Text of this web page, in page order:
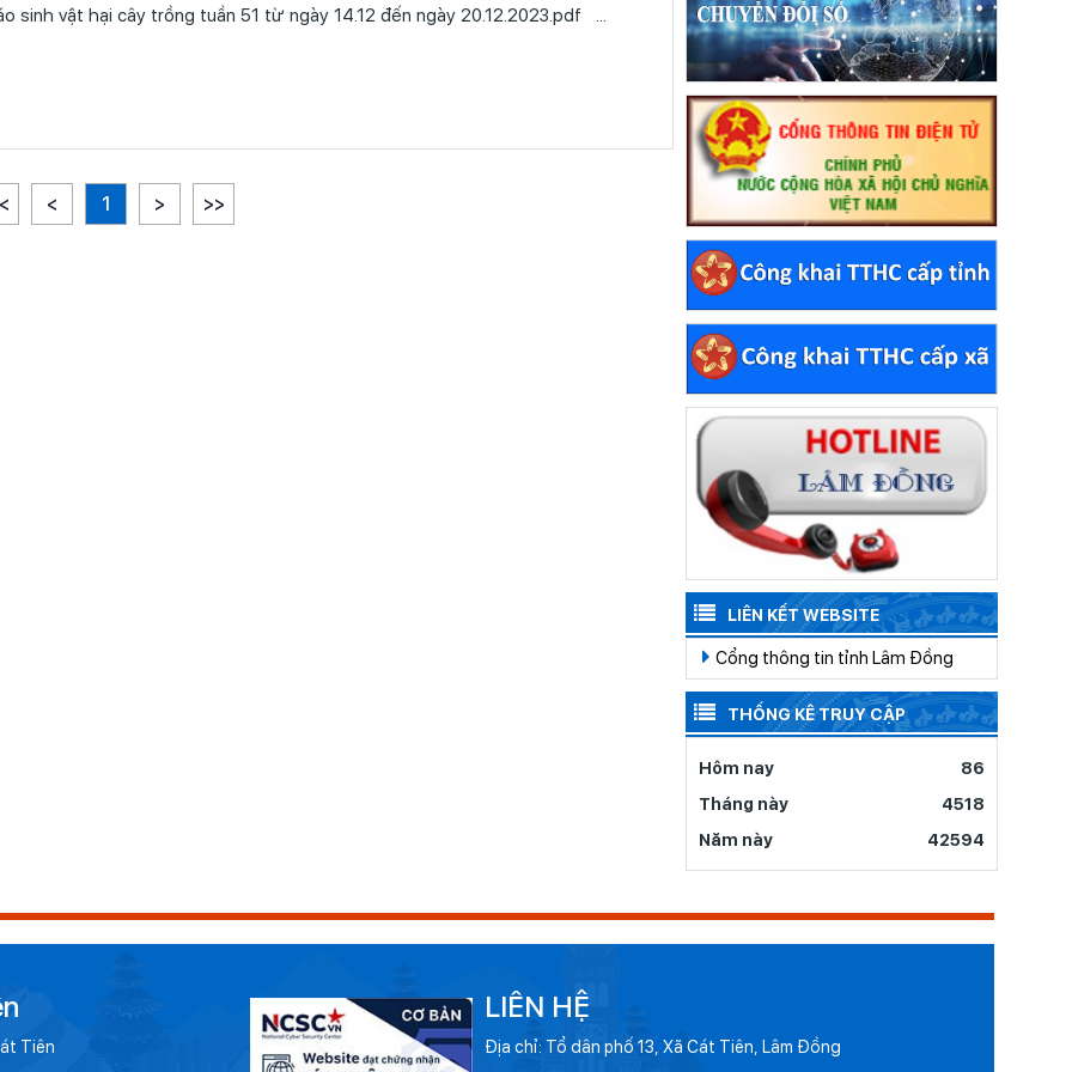
ttnn báo cáo sinh vật hại cây trồng tuần 51 từ ngày 14.12 đến ngày 20.12.2023.pdf ...
< 1 > >>
LIÊN KẾT WEBSITE
Cổng thông tin tỉnh Lâm Đồng
THỐNG KÊ TRUY CẬP
Hôm nay
86
Tháng này
4518
Năm này
42594
Tiên
LIÊN HỆ
Địa chỉ: Tổ dân phố 13, Xã Cát Tiên, Lâm Đồng